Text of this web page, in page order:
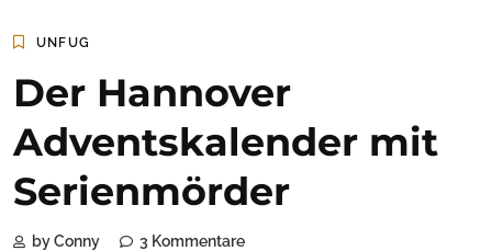
UNFUG
Der Hannover
Adventskalender mit
Serienmörder
by Conny 3 Kommentare